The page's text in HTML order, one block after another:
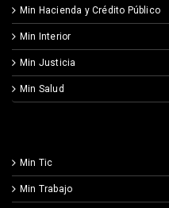
Min Hacienda y Crédito Público
Min Interior
Min Justicia
Min Salud
Min Tic
Min Trabajo